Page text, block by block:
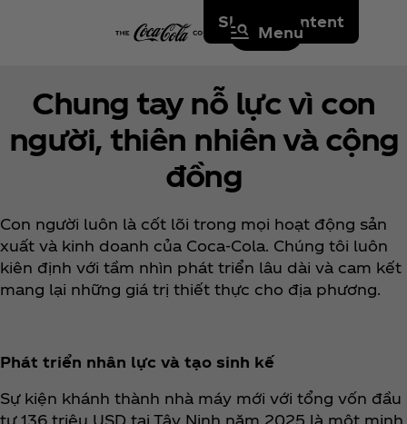
Skip to content
Menu
Chung tay nỗ lực vì con
người, thiên nhiên và cộng
đồng
Con người luôn là cốt lõi trong mọi hoạt động sản
xuất và kinh doanh của Coca‑Cola. Chúng tôi luôn
kiên định với tầm nhìn phát triển lâu dài và cam kết
mang lại những giá trị thiết thực cho địa phương.
Phát triển nhân lực và tạo sinh kế
Sự kiện khánh thành nhà máy mới với tổng vốn đầu
tư 136 triệu USD tại Tây Ninh năm 2025 là một minh